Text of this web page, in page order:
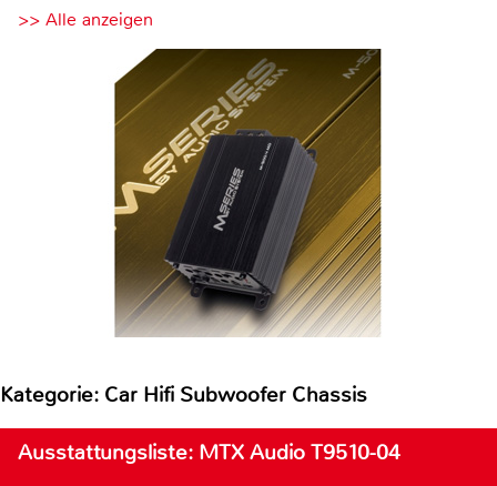
>> Alle anzeigen
Kategorie: Car Hifi Subwoofer Chassis
Ausstattungsliste: MTX Audio T9510-04